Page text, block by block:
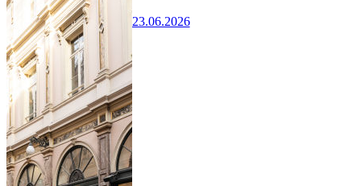
23.06.2026